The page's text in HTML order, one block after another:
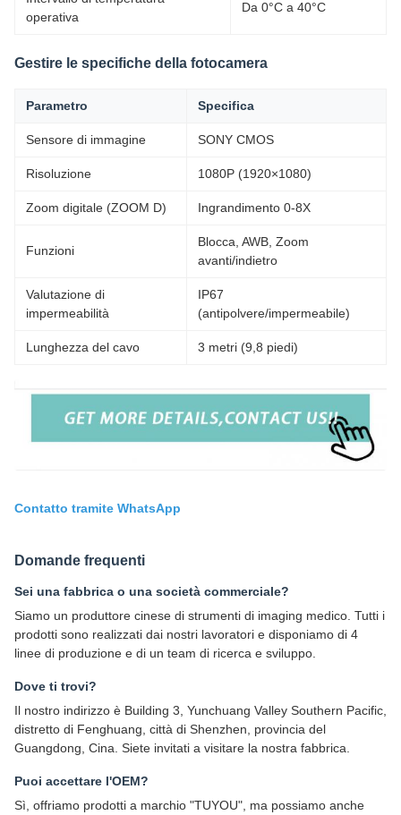
operativa
Da 0°C a 40°C
Gestire le specifiche della fotocamera
Parametro Specifica
Sensore di immagine SONY CMOS
Risoluzione 1080P (1920×1080)
Zoom digitale (ZOOM D) Ingrandimento 0-8X
Funzioni
Blocca, AWB, Zoom
avanti/indietro
Valutazione di
impermeabilità
IP67
(antipolvere/impermeabile)
Lunghezza del cavo 3 metri (9,8 piedi)
Contatto tramite WhatsApp
Domande frequenti
Sei una fabbrica o una società commerciale?
Siamo un produttore cinese di strumenti di imaging medico. Tutti i
prodotti sono realizzati dai nostri lavoratori e disponiamo di 4
linee di produzione e di un team di ricerca e sviluppo.
Dove ti trovi?
Il nostro indirizzo è Building 3, Yunchuang Valley Southern Pacific,
distretto di Fenghuang, città di Shenzhen, provincia del
Guangdong, Cina. Siete invitati a visitare la nostra fabbrica.
Puoi accettare l'OEM?
Sì, offriamo prodotti a marchio "TUYOU", ma possiamo anche